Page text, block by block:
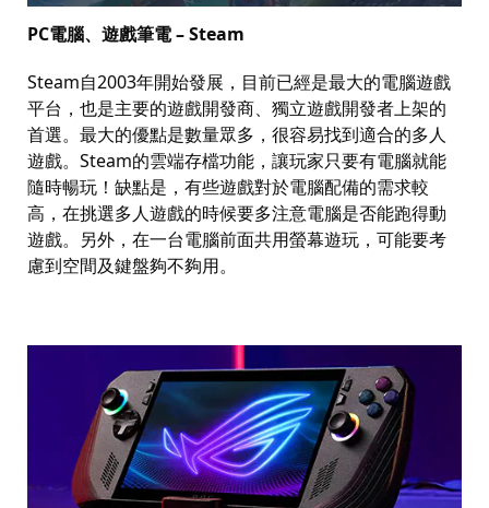
PC電腦、遊戲筆電– Steam
Steam自2003年開始發展，目前已經是最大的電腦遊戲
平台，也是主要的遊戲開發商、獨立遊戲開發者上架的
首選。最大的優點是數量眾多，很容易找到適合的多人
遊戲。 Steam的雲端存檔功能，讓玩家只要有電腦就能
隨時暢玩！缺點是，有些遊戲對於電腦配備的需求較
高，在挑選多人遊戲的時候要多注意電腦是否能跑得動
遊戲。另外，在一台電腦前面共用螢幕遊玩，可能要考
慮到空間及鍵盤夠不夠用。